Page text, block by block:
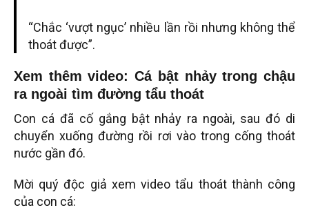
“Chắc ‘vượt ngục’ nhiều lần rồi nhưng không thể
thoát được”.
Xem thêm video: Cá bật nhảy trong chậu
ra ngoài tìm đường tẩu thoát
Con cá đã cố gắng bật nhảy ra ngoài, sau đó di
chuyển xuống đường rồi rơi vào trong cống thoát
nước gần đó.
Mời quý độc giả xem video tẩu thoát thành công
của con cá: